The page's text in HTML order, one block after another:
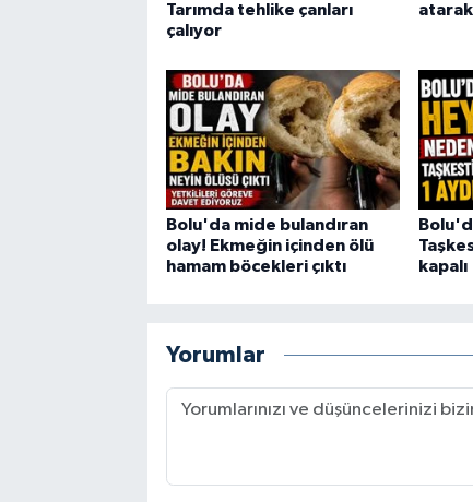
Tarımda tehlike çanları
çalıyor
atarak
Bolu'da mide bulandıran
olay! Ekmeğin içinden ölü
hamam böcekleri çıktı
kapalı
Yorumlar